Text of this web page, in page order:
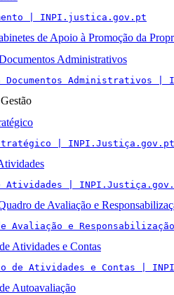
| INPI.justica.gov.pt
de Apoio à Promoção da
Administrativos
Documentos Administrativos
| INPI.Justiça.gov.pt
Atividades |
de Avaliação e
Avaliação e
Atividades e Contas
de Atividades e Contas |
Autoavaliação